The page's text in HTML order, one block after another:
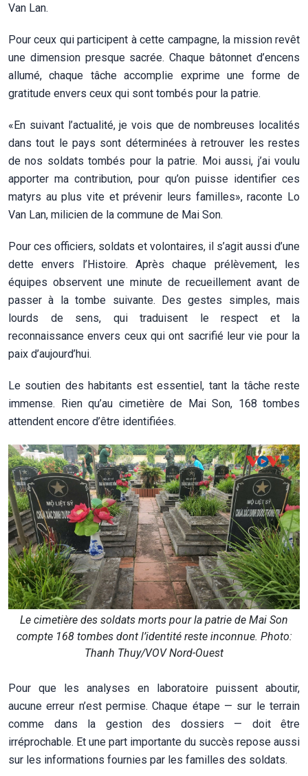
Van Lan.
Pour ceux qui participent à cette campagne, la mission revêt
une dimension presque sacrée. Chaque bâtonnet d’encens
allumé, chaque tâche accomplie exprime une forme de
gratitude envers ceux qui sont tombés pour la patrie.
«En suivant l’actualité, je vois que de nombreuses localités
dans tout le pays sont déterminées à retrouver les restes
de nos soldats tombés pour la patrie. Moi aussi, j’ai voulu
apporter ma contribution, pour qu’on puisse identifier ces
matyrs au plus vite et prévenir leurs familles», raconte Lo
Van Lan, milicien de la commune de Mai Son.
Pour ces officiers, soldats et volontaires, il s’agit aussi d’une
dette envers l’Histoire. Après chaque prélèvement, les
équipes observent une minute de recueillement avant de
passer à la tombe suivante. Des gestes simples, mais
lourds de sens, qui traduisent le respect et la
reconnaissance envers ceux qui ont sacrifié leur vie pour la
paix d’aujourd’hui.
Le soutien des habitants est essentiel, tant la tâche reste
immense. Rien qu’au cimetière de Mai Son, 168 tombes
attendent encore d’être identifiées.
Le cimetière des soldats morts pour la patrie de Mai Son
compte 168 tombes dont l’identité reste inconnue. Photo:
Thanh Thuy/VOV Nord-Ouest
Pour que les analyses en laboratoire puissent aboutir,
aucune erreur n’est permise. Chaque étape — sur le terrain
comme dans la gestion des dossiers — doit être
irréprochable. Et une part importante du succès repose aussi
sur les informations fournies par les familles des soldats.